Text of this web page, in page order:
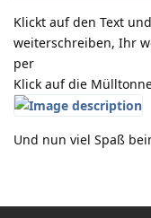
Klickt auf den Text
weiterschreiben, Ihr
per
Klick auf die
Und nun viel Spaß